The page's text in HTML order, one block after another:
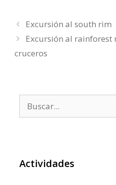
Excursión al south rim
Excursión al
cruceros
Actividades